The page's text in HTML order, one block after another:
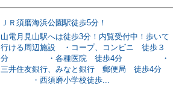
ＪＲ須磨海浜公園駅徒歩5分！
山電月見山駅へは徒歩3分！内覧受付中！歩いて
行ける周辺施設 ・コープ、コンビニ 徒歩３
分 ・各種医院 徒歩4分 ・
三井住友銀行、みなと銀行 郵便局 徒歩4分
・西須磨小学校徒歩...